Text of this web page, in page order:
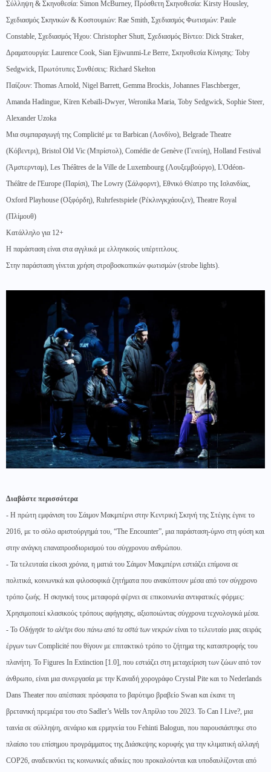
Σύλληψη & Σκηνοθεσία: Simon McBurney, Πρόσθετη Σκηνοθεσία: Kirsty Housley,
Σχεδιασμός Σκηνικών & Κοστουμιών: Rae Smith, Σχεδιασμός Φωτισμών: Paule
Constable, Σχεδιασμός Ήχου: Christopher Shutt, Σχεδιασμός Βίντεο: Dick Straker,
Δραματουργία: Laurence Cook, Sian Ejiwunmi-Le Berre, Σκηνοθεσία Κίνησης: Toby
Sedgwick, Πρωτότυπες Συνθέσεις: Richard Skelton
Παίζουν: Thomas Arnold, Nigel Barrett, Gemma Brockis, Johannes Flaschberger,
Amanda Hadingue, Kïren Kebaïli-Dwyer, Weronika Maria, Toby Sedgwick, Sophie Steer,
Alexander Uzoka
Μια συμπαραγωγή της Complicité με τα Barbican (Λονδίνο), Belgrade Theatre
(Κόβεντρι), Bristol Old Vic (Μπρίστολ), Comédie de Genève (Γενεύη), Holland Festival
(Άμστερνταμ), Les Théâtres de la Ville de Luxembourg (Λουξεμβούργο), L'Odéon-
Théâtre de l'Europe (Παρίσι), The Lowry (Σάλφορντ), Εθνικό Θέατρο της Ισλανδίας,
Oxford Playhouse (Οξφόρδη), Ruhrfestspiele (Ρέκλινγκχάουζεν), Theatre Royal
(Πλίμουθ)
Κατάλληλο για 12+
Η παράσταση είναι στα αγγλικά με ελληνικούς υπέρτιτλους.
Στην παράσταση γίνεται χρήση στροβοσκοπικών φωτισμών (strobe lights).
Διαβάστε περισσότερα
- Η πρώτη εμφάνιση του Σάιμον Μακμπέρνι στην Κεντρική Σκηνή της Στέγης έγινε το
2016, με το σόλο αριστούργημά του, “The Encounter”, μια παράσταση-ύμνο στη φύση και
στην ανάγκη επαναπροσδιορισμού του σύγχρονου ανθρώπου.
- Τα τελευταία είκοσι χρόνια, η ματιά του Σάιμον Μακμπέρνι εστιάζει επίμονα σε
πολιτικά, κοινωνικά και φιλοσοφικά ζητήματα που ανακύπτουν μέσα από τον σύγχρονο
τρόπο ζωής. Η σκηνική τους μεταφορά φέρνει σε επικοινωνία αντιφατικές φόρμες:
Χρησιμοποιεί κλασικούς τρόπους αφήγησης, αξιοποιώντας σύγχρονα τεχνολογικά μέσα.
- Το Οδήγησε το αλέτρι σου πάνω από τα οστά των νεκρώνείναι το τελευταίο μιας σειράς
έργων των Complicité που θίγουν με επιτακτικό τρόπο το ζήτημα της καταστροφής του
πλανήτη. Το Figures In Extinction [1.0], που εστιάζει στη μεταχείριση των ζώων από τον
άνθρωπο, είναι μια συνεργασία με την Καναδή χορογράφο Crystal Pite και το Nederlands
Dans Theater που απέσπασε πρόσφατα το βαρύτιμο βραβείο Swan και έκανε τη
βρετανική πρεμιέρα του στο Sadler’s Wells τον Απρίλιο του 2023. Το Can I Live?, μια
ταινία σε σύλληψη, σενάριο και ερμηνεία του Fehinti Balogun, που παρουσιάστηκε στο
πλαίσιο του επίσημου προγράμματος της Διάσκεψης κορυφής για την κλιματική αλλαγή
COP26, αναδεικνύει τις κοινωνικές αδικίες που προκαλούνται και υποδαυλίζονται από